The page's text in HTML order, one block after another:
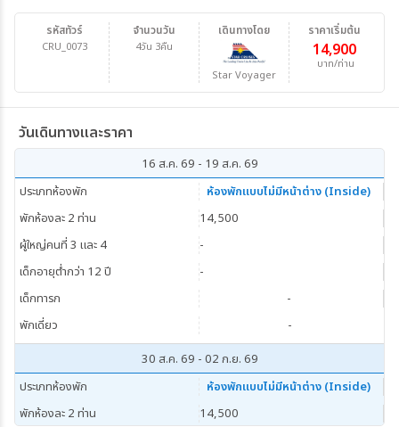
รหัสทัวร์
CRU_0073
จำนวนวัน
4วัน 3คืน
ราคาเริ่มต้น
14,900
บาท/ท่าน
เดินทางโดย
Star Voyager
วันเดินทางและราคา
16 ส.ค. 69 - 19 ส.ค. 69
ประเภทห้องพัก
ห้องพักแบบไม่มีหน้าต่าง (Inside)
พักห้องละ 2 ท่าน
14,500
ผู้ใหญ่คนที่ 3 และ 4
-
เด็กอายุต่ำกว่า 12 ปี
-
เด็กทารก
-
พักเดี่ยว
-
30 ส.ค. 69 - 02 ก.ย. 69
ประเภทห้องพัก
ห้องพักแบบไม่มีหน้าต่าง (Inside)
พักห้องละ 2 ท่าน
14,500